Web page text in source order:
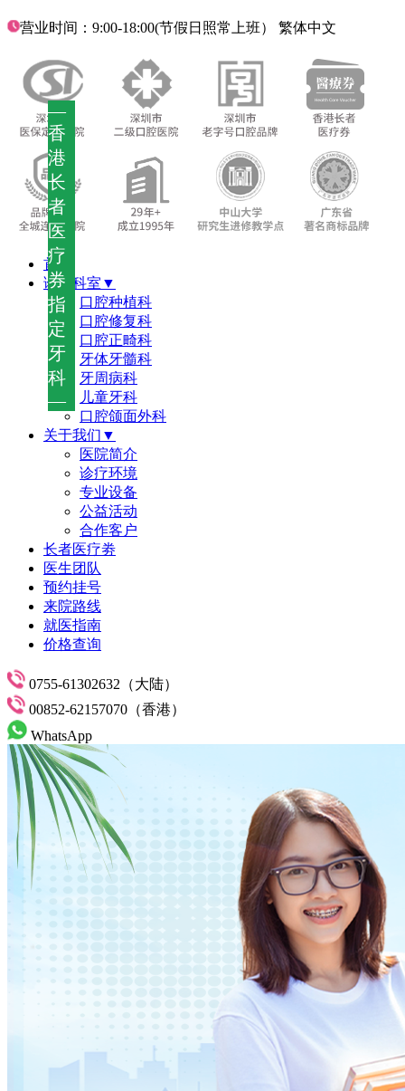
—
香
港
长
者
医
疗
券
指
定
牙
科
—
营业时间：9:00-18:00(节假日照常上班） 繁体中文
首页
诊疗科室▼
口腔种植科
口腔修复科
口腔正畸科
牙体牙髓科
牙周病科
儿童牙科
口腔颌面外科
关于我们▼
医院简介
诊疗环境
专业设备
公益活动
合作客户
长者医疗劵
医生团队
预约挂号
来院路线
就医指南
价格查询
0755-61302632（大陆）
00852-62157070（香港）
WhatsApp